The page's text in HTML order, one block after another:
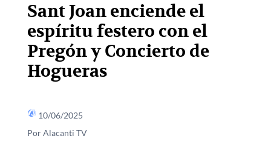
Sant Joan enciende el
espíritu festero con el
Pregón y Concierto de
Hogueras
10/06/2025
Por Alacanti TV